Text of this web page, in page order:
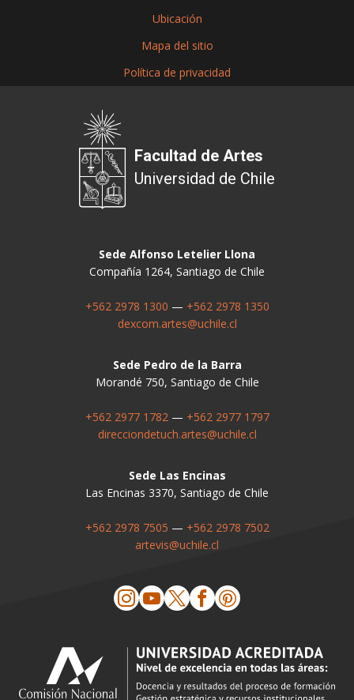
Ubicación
Mapa del sitio
Política de privacidad
Facultad de Artes
Universidad de Chile
Sede Alfonso Letelier Llona
Compañía 1264, Santiago de Chile
+562 2978 1300 — +562 2978 1350
dexcom.artes@uchile.cl
Sede Pedro de la Barra
Morandé 750, Santiago de Chile
+562 2977 1782— +562 2977 1797
direcciondetuch.artes@uchile.cl
Sede Las Encinas
Las Encinas 3370, Santiago de Chile
+562 2978 7505 — +562 2978 7502
artevis@uchile.cl